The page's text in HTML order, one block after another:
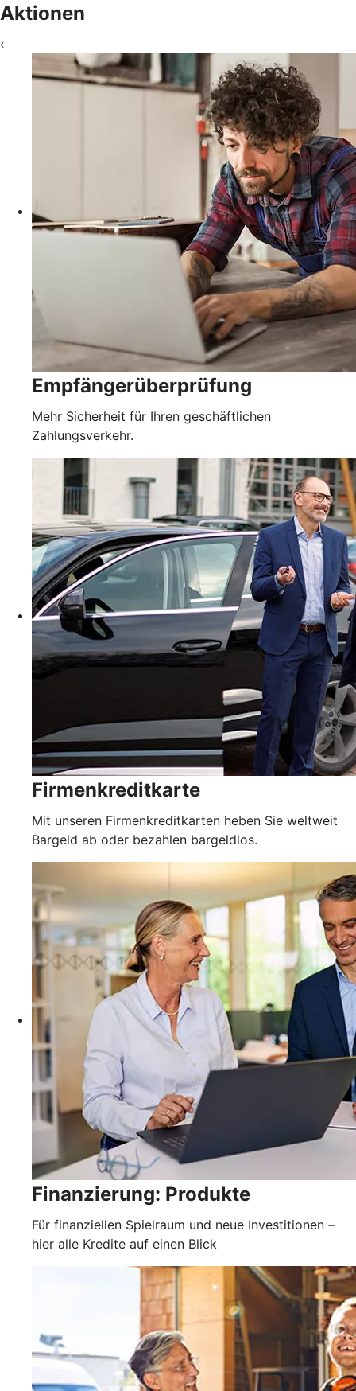
Aktionen
‹
Empfängerüberprüfung
Mehr Sicherheit für Ihren geschäftlichen
Zahlungsverkehr.
Firmenkreditkarte
Mit unseren Firmenkreditkarten heben Sie weltweit
Bargeld ab oder bezahlen bargeldlos.
Finanzierung: Produkte
Für finanziellen Spielraum und neue Investitionen –
hier alle Kredite auf einen Blick